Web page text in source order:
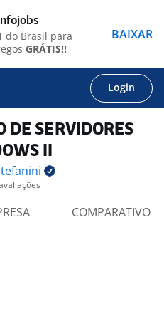
Login
DE SERVIDORES
II
COMPARATIVO
do Brasil para
GRÁTIS!!
BAIXAR